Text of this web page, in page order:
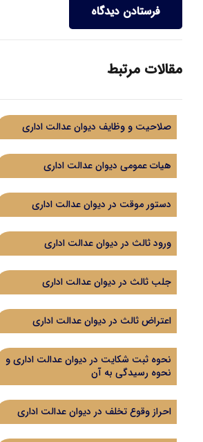
فرستادن دیدگاه
مقالات مرتبط
صلاحیت و وظایف دیوان عدالت اداری
هیات عمومی دیوان عدالت اداری
دستور موقت در دیوان عدالت اداری
ورود ثالث در دیوان عدالت اداری
جلب ثالث در دیوان عدالت اداری
اعتراض ثالث در دیوان عدالت اداری
نحوه ثبت شکایت در دیوان عدالت اداری و
نحوه رسیدگی به آن
احراز وقوع تخلف در دیوان عدالت اداری